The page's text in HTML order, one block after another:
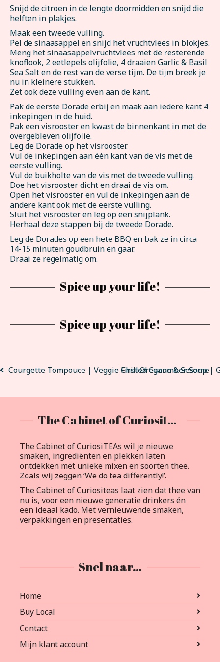
Snijd de citroen in de lengte doormidden en snijd die
helften in plakjes.
Maak een tweede vulling.
Pel de sinaasappel en snijd het vruchtvlees in blokjes.
Meng het sinaasappelvruchtvlees met de resterende
knoflook, 2 eetlepels olijfolie, 4 draaien Garlic & Basil
Sea Salt en de rest van de verse tijm. De tijm breek je
nu in kleinere stukken.
Zet ook deze vulling even aan de kant.
Pak de eerste Dorade erbij en maak aan iedere kant 4
inkepingen in de huid.
Pak een visrooster en kwast de binnenkant in met de
overgebleven olijfolie.
Leg de Dorade op het visrooster.
Vul de inkepingen aan één kant van de vis met de
eerste vulling.
Vul de buikholte van de vis met de tweede vulling.
Doe het visrooster dicht en draai de vis om.
Open het visrooster en vul de inkepingen aan de
andere kant ook met de eerste vulling.
Sluit het visrooster en leg op een snijplank.
Herhaal deze stappen bij de tweede Dorade.
Leg de Dorades op een hete BBQ en bak ze in circa
14-15 minuten goudbruin en gaar.
Draai ze regelmatig om.
Spice up your life!
Spice up your life!
Courgette Tompouce | Veggie First Oregano & Sesame
Chilled Cucumber Soup |
The Cabinet of Curiositeas
The Cabinet of CuriosiTEAs wil je nieuwe
smaken, ingrediënten en plekken laten
ontdekken met unieke mixen en soorten thee.
Zoals wij zeggen ‘We do tea differently!’.
The Cabinet of Curiositeas laat zien dat thee van
nu is, voor een nieuwe generatie drinkers én
een ideaal kado. Met vernieuwende smaken,
verpakkingen en presentaties.
Snel naar…
Home
Buy Local
Contact
Mijn klant account